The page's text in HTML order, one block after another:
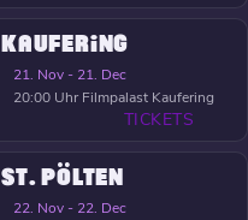
KAUFERING
21. Nov - 21. Dec
20:00 Uhr Filmpalast Kaufering
TICKETS
ST. PÖLTEN
22. Nov - 22. Dec